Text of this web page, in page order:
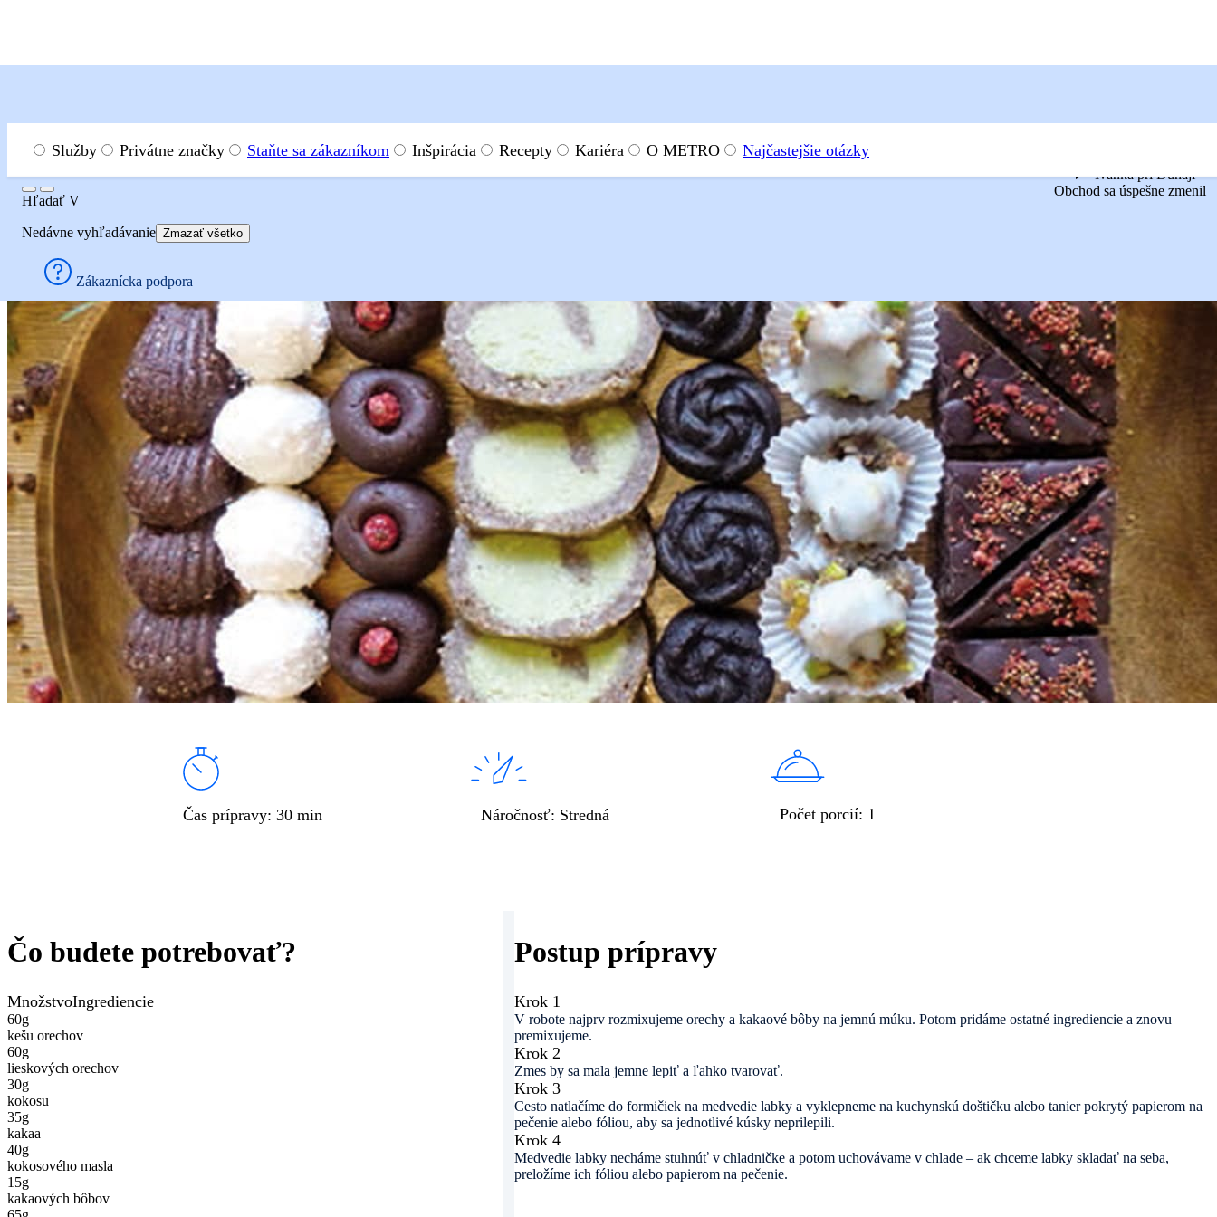
Menu
Hľadať
Hľadať V
Nedávne vyhľadávanie Zmazať všetko
Zákaznícka podpora
Ivanka pri Dunaji
Obchod sa úspešne zmenil
Služby Privátne značky Staňte sa zákazníkom Inšpirácia Recepty Kariéra O METRO Najčastejšie otázky
Čas prípravy: 30 min Náročnosť: Stredná Počet porcií: 1
Čo budete potrebovať?
MnožstvoIngrediencie
60g
kešu orechov
60g
lieskových orechov
30g
kokosu
35g
kakaa
40g
kokosového masla
15g
kakaových bôbov
Postup prípravy
Krok 1
V robote najprv rozmixujeme orechy a kakaové bôby na jemnú múku. Potom pridáme ostatné ingrediencie a znovu
premixujeme.
Krok 2
Zmes by sa mala jemne lepiť a ľahko tvarovať.
Krok 3
Cesto natlačíme do formičiek na medvedie labky a vyklepneme na kuchynskú doštičku alebo tanier pokrytý papierom na
pečenie alebo fóliou, aby sa jednotlivé kúsky neprilepili.
Krok 4
Medvedie labky necháme stuhnúť v chladničke a potom uchovávame v chlade – ak chceme labky skladať na seba,
preložíme ich fóliou alebo papierom na pečenie.